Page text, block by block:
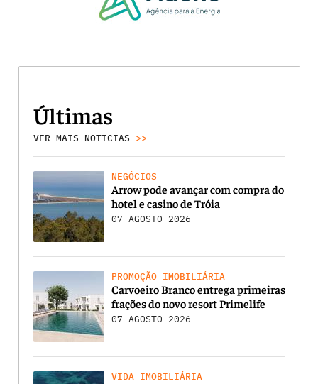
Últimas
VER MAIS NOTICIAS >>
NEGÓCIOS
Arrow pode avançar com compra do
hotel e casino de Tróia
07 AGOSTO 2026
PROMOÇÃO IMOBILIÁRIA
Carvoeiro Branco entrega primeiras
frações do novo resort Primelife
07 AGOSTO 2026
VIDA IMOBILIÁRIA